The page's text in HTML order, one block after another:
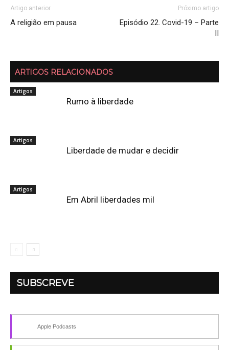
Artigo anterior
A religião em pausa
Próximo artigo
Episódio 22. Covid-19 – Parte
II
ARTIGOS RELACIONADOS
Artigos
Rumo à liberdade
Artigos
Liberdade de mudar e decidir
Artigos
Em Abril liberdades mil
SUBSCREVE
Apple Podcasts